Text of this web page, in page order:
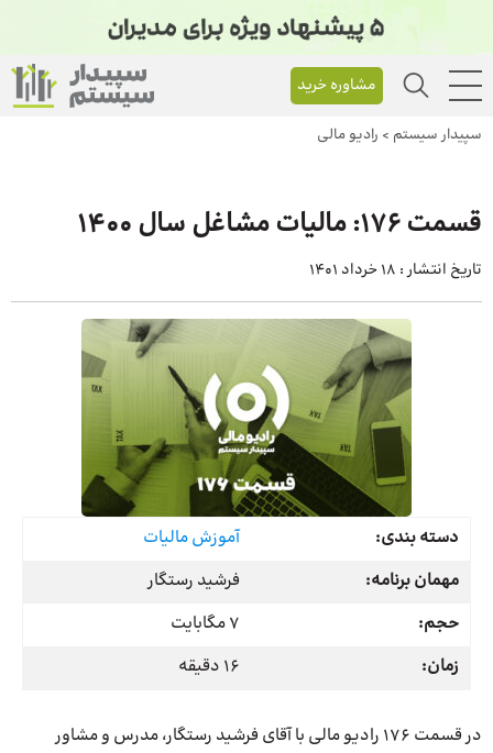
مشاوره خرید
سپیدار سیستم > رادیو مالی
قسمت ۱۷۶: مالیات مشاغل سال ۱۴۰۰
تاریخ انتشار : 18 خرداد 1401
دسته بندی:
آموزش مالیات
مهمان برنامه:
فرشید رستگار
حجم:
7 مگابایت
زمان:
16 دقیقه
در قسمت 176 رادیو مالی با آقای فرشید رستگار، مدرس و مشاور